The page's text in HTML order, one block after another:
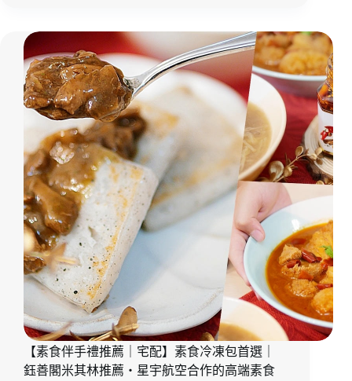
｜
台
南
徵
信
社
六
種
特
色
口
味
一
次
滿
足
「冊
子
粽
子」
麻
油
雞
腿
粽、
松
【素食伴手禮推薦｜宅配】素食冷凍包首選｜
鈺善閣米其林推薦・星宇航空合作的高端素食